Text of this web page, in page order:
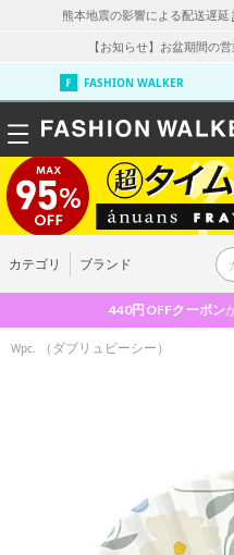
熊本地震の影響による配送遅延
【お知らせ】お盆期間の
FASHION WALKER
カテゴリ ブランド
440円OFFクーポン
Wpc. （ダブリュピーシー）